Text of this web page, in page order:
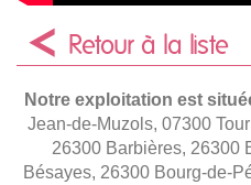
Retour à la liste
Notre exploitation est
Jean-de-Muzols, 07300
26300 Barbières, 26300
Bésayes, 26300 Bourg-de-